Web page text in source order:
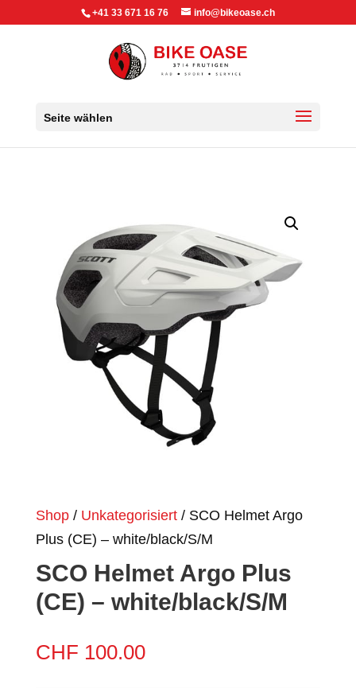
+41 33 671 16 76 info@bikeoase.ch
Seite wählen
Shop/ Unkategorisiert/ SCO Helmet Argo
Plus (CE) – white/black/S/M
SCO Helmet Argo Plus
(CE) – white/black/S/M
CHF 100.00